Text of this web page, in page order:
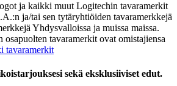
ja kaikki muut Logitechin tavaramerkit
ja/tai sen tytäryhtiöiden tavaramerkkejä
Yhdysvalloissa ja muissa maissa.
tavaramerkit ovat omistajiensa
tavaramerkit
sekä eksklusiiviset edut.